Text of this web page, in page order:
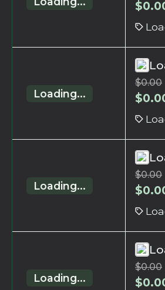
$
Loading...
$0.00
$
Loading...
$0.00
$
Loading...
$0.00
$